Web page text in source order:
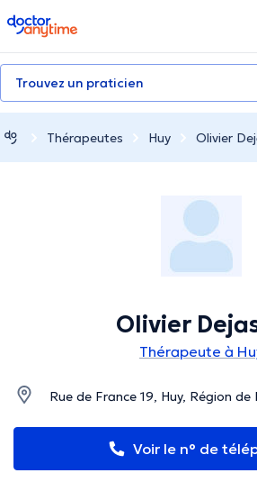
doctoranytime
Trouvez un praticien
Thérapeutes Huy Olivier
Olivier
Thérapeute à
Rue de France 19, Huy, Région de
Voir le n° de